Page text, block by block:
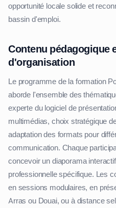
opportunité locale solide et
bassin d'emploi.
Contenu pédagogique
d'organisation
Le programme de la formation
aborde l'ensemble des
experte du logiciel de
multimédias, choix stratégique
adaptation des formats pour
communication. Chaque
concevoir un diaporama
professionnelle spécifique. Les
en sessions modulaires, en
Arras ou Douai, ou à distance